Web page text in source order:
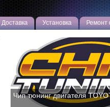
Доставка Установка Ремонт
Чип тюнинг двигателя